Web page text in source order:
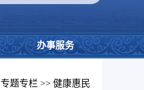
办事服务
专题专栏 >> 健康惠民